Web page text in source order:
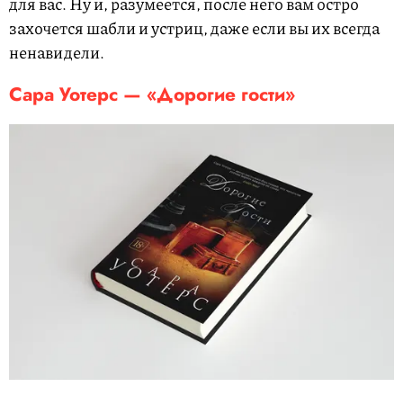
захочется шабли и устриц, даже если вы их всегда
ненавидели.
Сара Уотерс — «Дорогие гости»